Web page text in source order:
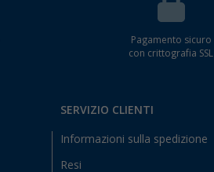
Pagamento sicuro
con crittografia SSL
SERVIZIO CLIENTI
Informazioni sulla spedizione
Resi